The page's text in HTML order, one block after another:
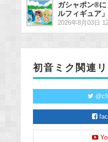
ガシャポン®
ルフィギュア
2026年8月03日
初音ミク関連